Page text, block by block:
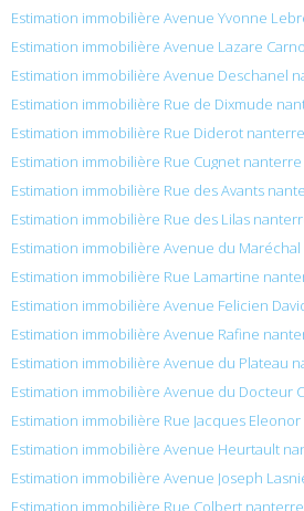
Estimation immobilière Avenue Yvonne
Estimation immobilière Avenue Lazare
Estimation immobilière Avenue Deschanel
Estimation immobilière Rue de Dixmude
Estimation immobilière Rue Diderot
Estimation immobilière Rue Cugnet nanterre
Estimation immobilière Rue des Avants
Estimation immobilière Rue des Lilas
Estimation immobilière Avenue du
Estimation immobilière Rue Lamartine
Estimation immobilière Avenue Felicien
Estimation immobilière Avenue Rafine
Estimation immobilière Avenue du Plateau
Estimation immobilière Avenue du Docteur
Estimation immobilière Rue Jacques
Estimation immobilière Avenue Heurtault
Estimation immobilière Avenue Joseph
Estimation immobilière Rue Colbert